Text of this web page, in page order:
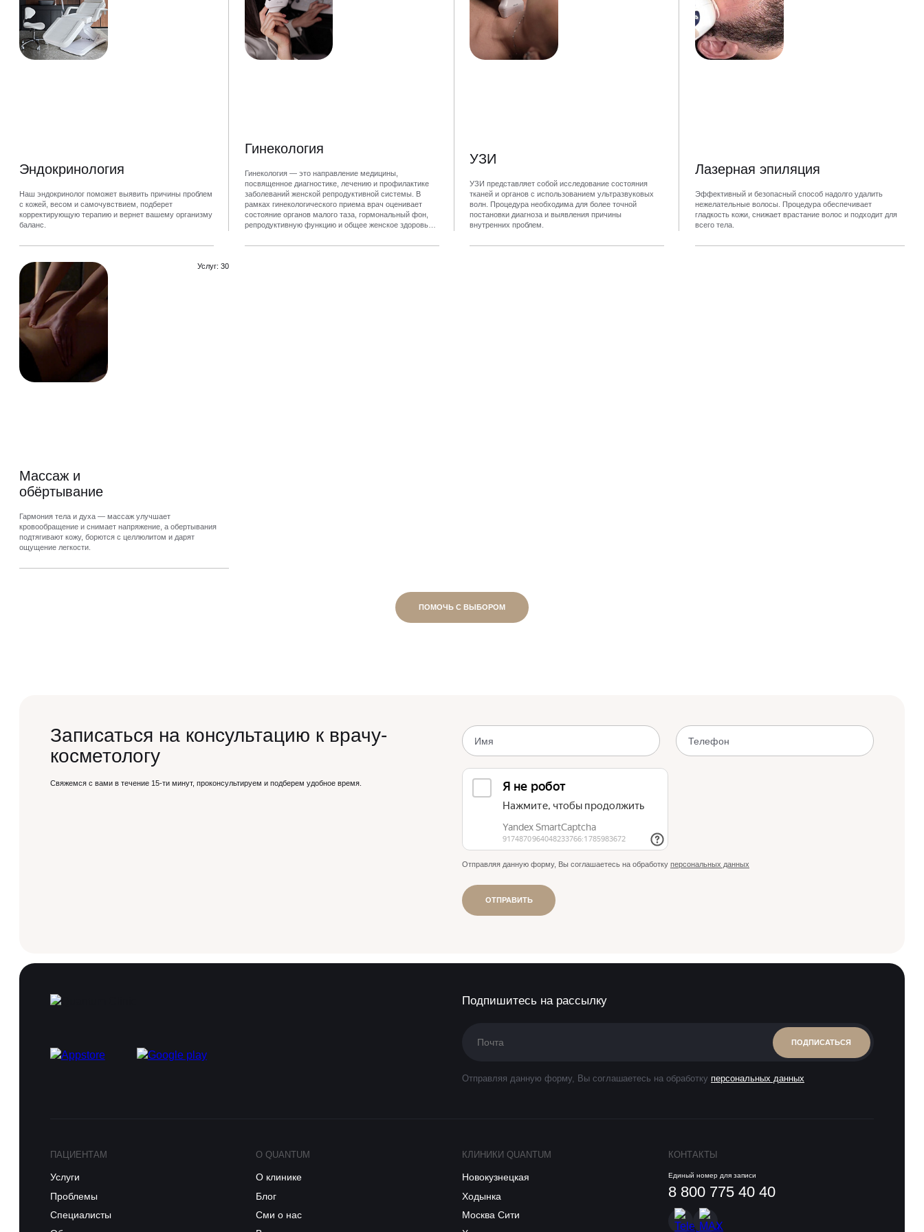
Эндокринология
Наш эндокринолог поможет выявить причины проблем
с кожей, весом и самочувствием, подберет
корректирующую терапию и вернет вашему организму
баланс.
Гинекология
Гинекология — это направление медицины,
посвященное диагностике, лечению и профилактике
заболеваний женской репродуктивной системы. В
рамках гинекологического приема врач оценивает
состояние органов малого таза, гормональный фон,
репродуктивную функцию и общее женское здоровье
УЗИ
УЗИ представляет собой исследование состояния
тканей и органов с использованием ультразвуковых
волн. Процедура необходима для более точной
постановки диагноза и выявления причины
внутренних проблем.
Лазерная эпиляция
Эффективный и безопасный способ надолго удалить
нежелательные волосы. Процедура обеспечивает
гладкость кожи, снижает врастание волос и подходит для
всего тела.
Услуг: 30
Массаж и
обёртывание
Гармония тела и духа — массаж улучшает
кровообращение и снимает напряжение, а обертывания
подтягивают кожу, борются с целлюлитом и дарят
ощущение легкости.
ПОМОЧЬ С ВЫБОРОМ
Записаться на консультацию к врачу-
косметологу
Свяжемся с вами в течение 15-ти минут, проконсультируем и подберем удобное время.
Отправляя данную форму, Вы соглашаетесь на обработку персональных данных
ОТПРАВИТЬ
Подпишитесь на рассылку
ПОДПИСАТЬСЯ
Отправляя данную форму, Вы соглашаетесь на обработку персональных данных
ПАЦИЕНТАМ
Услуги
Проблемы
Специалисты
О QUANTUM
О клинике
Блог
Сми о нас
КЛИНИКИ QUANTUM
Новокузнецкая
Ходынка
Москва Сити
КОНТАКТЫ
Единый номер для записи
8 800 775 40 40